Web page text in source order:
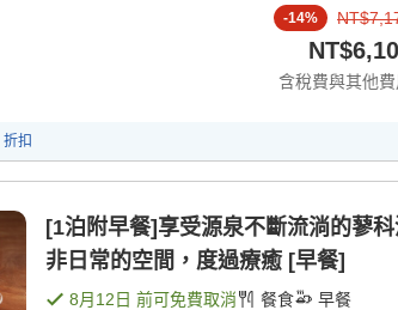
-14%
含稅費與其他費
折扣
[1泊附早餐]享受源泉不斷流淌的蓼
非日常的空間，度過療癒 [早餐]
8月12日 前可免費取消 餐食 早餐